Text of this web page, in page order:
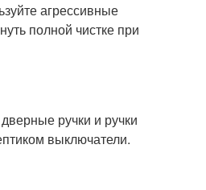
агрессивные
полной чистке при
ручки и ручки
выключатели.